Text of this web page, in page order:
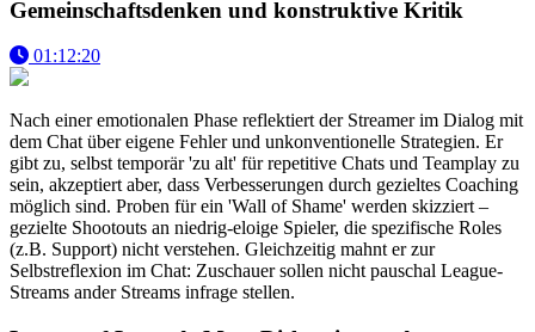
Gemeinschaftsdenken und konstruktive Kritik
01:12:20
Nach einer emotionalen Phase reflektiert der Streamer im Dialog mit
dem Chat über eigene Fehler und unkonventionelle Strategien. Er
gibt zu, selbst temporär 'zu alt' für repetitive Chats und Teamplay zu
sein, akzeptiert aber, dass Verbesserungen durch gezieltes Coaching
möglich sind. Proben für ein 'Wall of Shame' werden skizziert –
gezielte Shootouts an niedrig-eloige Spieler, die spezifische Roles
(z.B. Support) nicht verstehen. Gleichzeitig mahnt er zur
Selbstreflexion im Chat: Zuschauer sollen nicht pauschal League-
Streams ander Streams infrage stellen.